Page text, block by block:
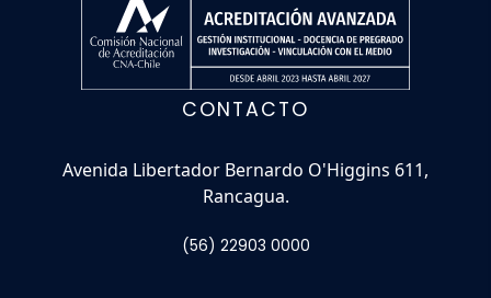
CONTACTO
Avenida Libertador Bernardo O'Higgins 611,
Rancagua.
(56) 22903 0000